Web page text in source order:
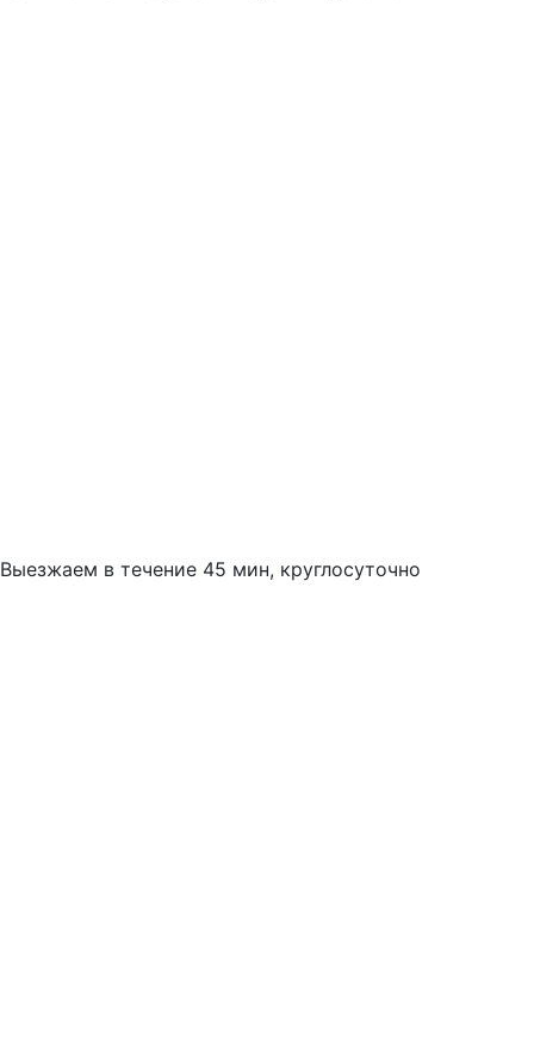
Выезжаем в течение 45 мин, круглосуточно